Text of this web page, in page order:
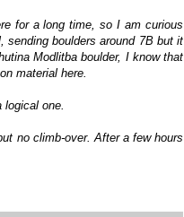
for a long time, so I am curious
sending boulders around 7B but it
Modlitba boulder, I know that
material here.
logical one.
no climb-over. After a few hours